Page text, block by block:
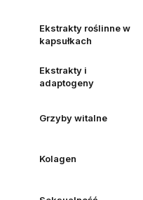
Ekstrakty roślinne w
kapsułkach
Ekstrakty i
adaptogeny
Grzyby witalne
Kolagen